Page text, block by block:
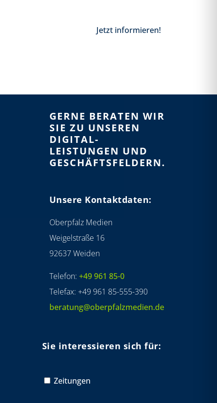
Jetzt informieren!
GERNE BERATEN WIR
SIE ZU UNSEREN
DIGITAL-
LEISTUNGEN UND
GESCHÄFTS­­FELDERN.
Unsere Kontaktdaten:
Oberpfalz Medien
Weigelstraße 16
92637 Weiden
Telefon: +49 961 85-0
Telefax: +49 961 85-555-390
beratung@oberpfalzmedien.de
Sie interessieren sich für:
Zeitungen